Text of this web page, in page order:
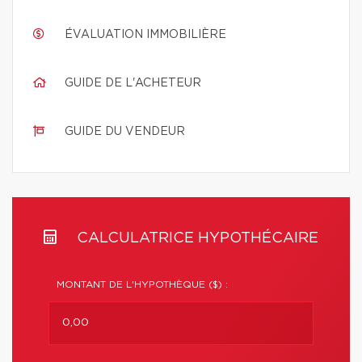
ÉVALUATION IMMOBILIÈRE
GUIDE DE L'ACHETEUR
GUIDE DU VENDEUR
CALCULATRICE HYPOTHÉCAIRE
MONTANT DE L'HYPOTHÈQUE ($) :